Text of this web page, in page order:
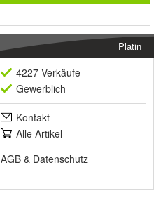
Platin
4227 Verkäufe
Gewerblich
Kontakt
Alle Artikel
AGB & Datenschutz